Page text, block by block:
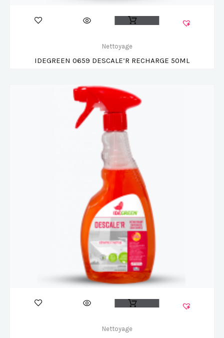
Nettoyage
IDEGREEN 0659 DESCALE’R RECHARGE 50ML
Nettoyage